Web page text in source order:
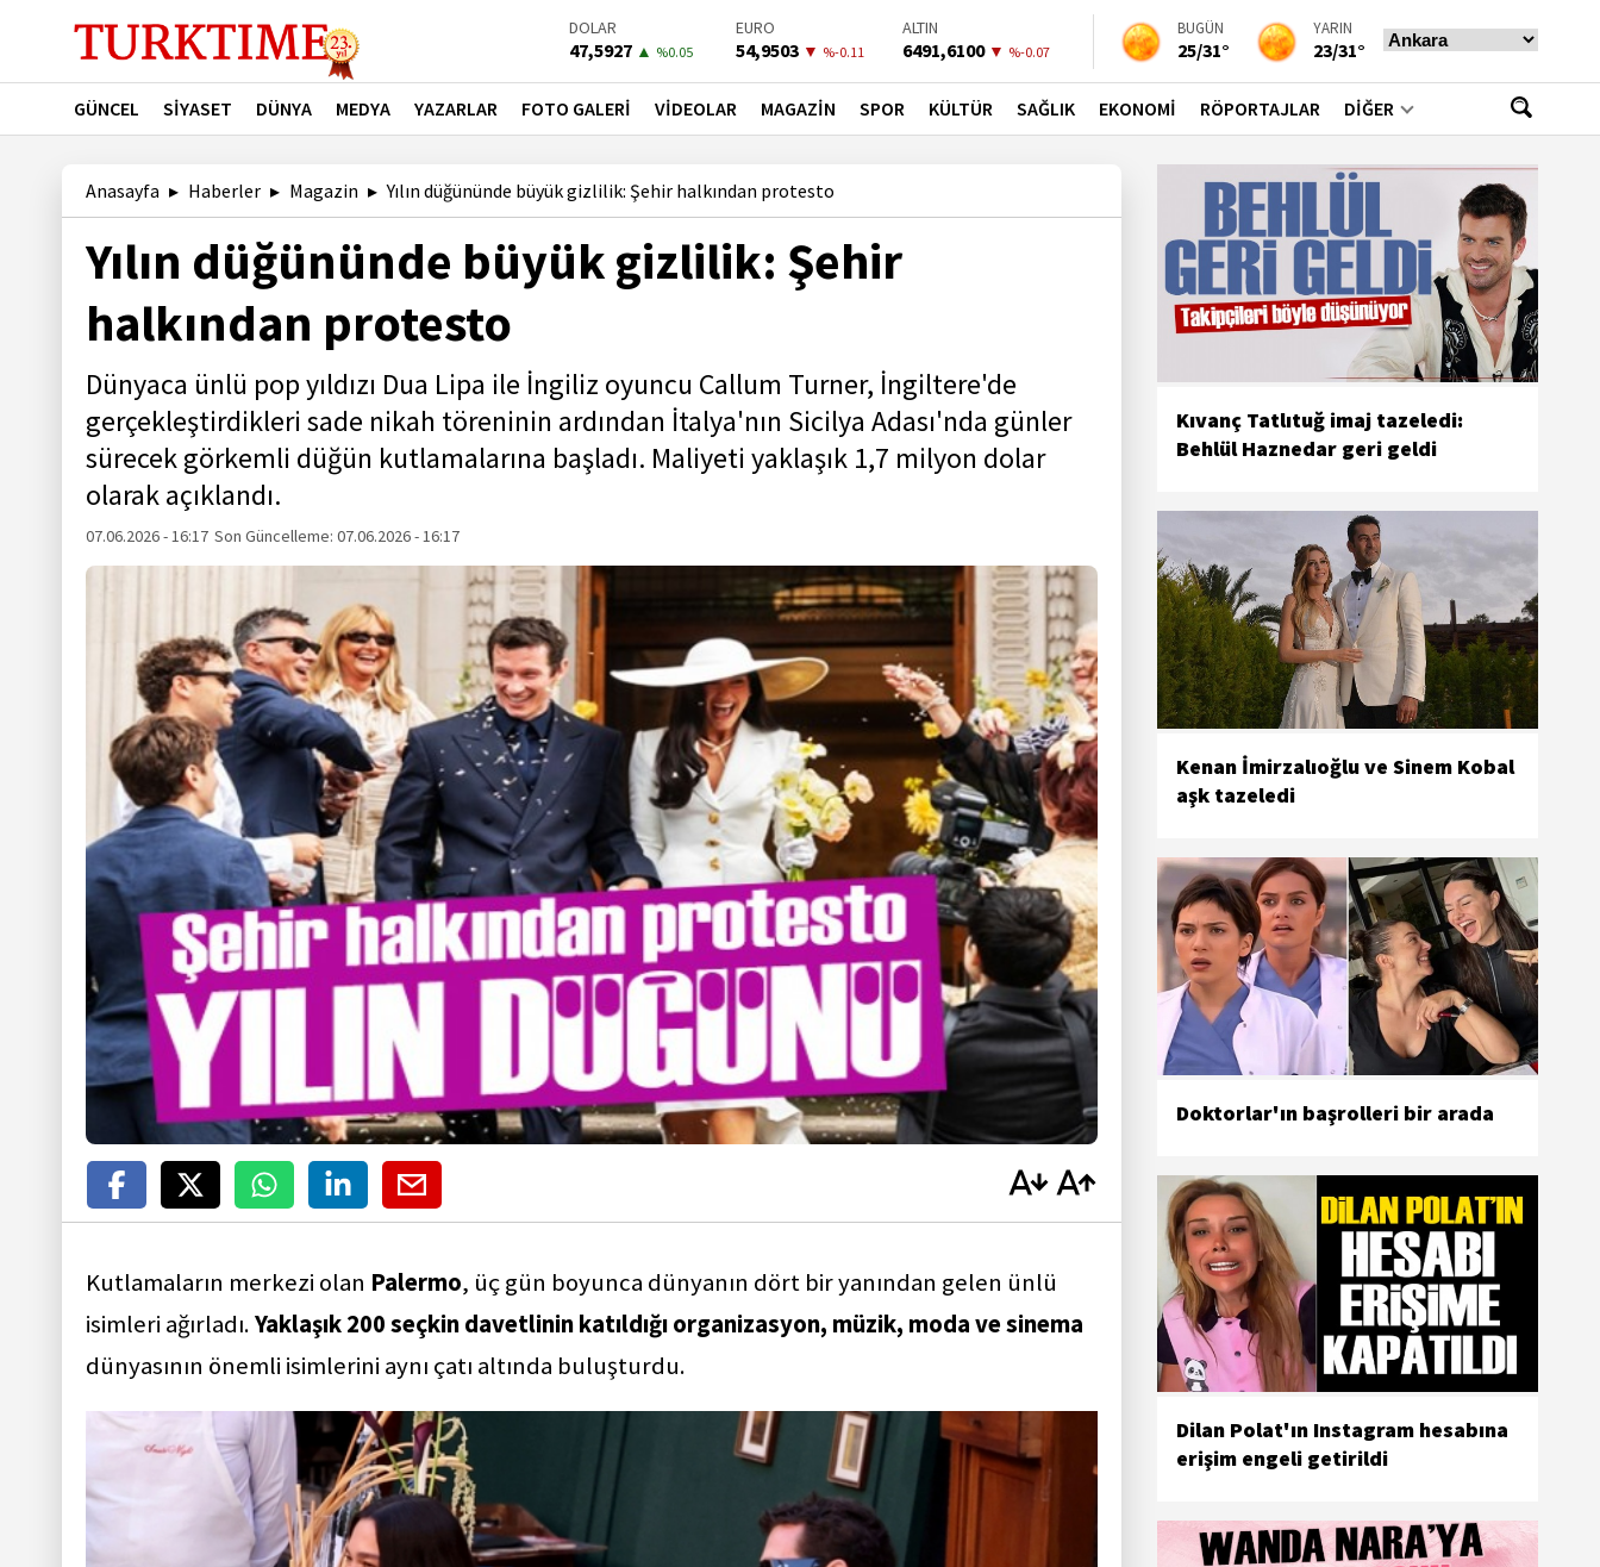
BIST-100
13798,82▲ %0.7
PETROL
81,6600 ▲ %3.5
BONO
41,5300 ▼ %-0.02
BUGÜN
25/31°
YARIN
23/31°
GÜNCEL SİYASET DÜNYA MEDYA YAZARLAR FOTO GALERİ VİDEOLAR MAGAZİN SPOR KÜLTÜR SAĞLIK EKONOMİ RÖPORTAJLAR DİĞER
Anasayfa Haberler Magazin Yılın düğününde büyük gizlilik: Şehir halkından protesto
Yılın düğününde büyük gizlilik: Şehir
halkından protesto
Dünyaca ünlü pop yıldızı Dua Lipa ile İngiliz oyuncu Callum Turner, İngiltere'de
gerçekleştirdikleri sade nikah töreninin ardından İtalya'nın Sicilya Adası'nda günler
sürecek görkemli düğün kutlamalarına başladı. Maliyeti yaklaşık 1,7 milyon dolar
olarak açıklandı.
07.06.2026 - 16:17 Son Güncelleme:07.06.2026 - 16:17
Kutlamaların merkezi olan Palermo, üç gün boyunca dünyanın dört bir yanından gelen ünlü
isimleri ağırladı.Yaklaşık 200 seçkin davetlinin katıldığı organizasyon, müzik, moda ve sinema
dünyasının önemli isimlerini aynı çatı altında buluşturdu.
Kıvanç Tatlıtuğ imaj tazeledi:
Behlül Haznedar geri geldi
Kenan İmirzalıoğlu ve Sinem Kobal
aşk tazeledi
Doktorlar'ın başrolleri bir arada
Dilan Polat'ın Instagram hesabına
erişim engeli getirildi